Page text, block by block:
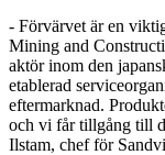
- Förvärvet är en
Mining and
aktör inom den
etablerad
eftermarknad.
och vi får tillgång till
Ilstam, chef för